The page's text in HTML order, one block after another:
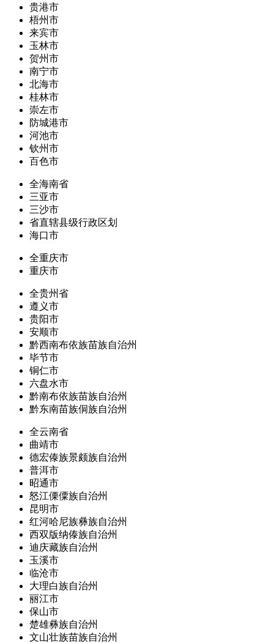
贵港市
梧州市
来宾市
玉林市
贺州市
南宁市
北海市
桂林市
崇左市
防城港市
河池市
钦州市
百色市
全海南省
三亚市
三沙市
省直辖县级行政区划
海口市
全重庆市
重庆市
全贵州省
遵义市
贵阳市
安顺市
黔西南布依族苗族自治州
毕节市
铜仁市
六盘水市
黔南布依族苗族自治州
黔东南苗族侗族自治州
全云南省
曲靖市
德宏傣族景颇族自治州
普洱市
昭通市
怒江傈僳族自治州
昆明市
红河哈尼族彝族自治州
西双版纳傣族自治州
迪庆藏族自治州
玉溪市
临沧市
大理白族自治州
丽江市
保山市
楚雄彝族自治州
文山壮族苗族自治州